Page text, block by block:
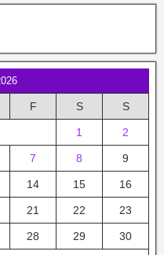
F S S
1 2
7 8 9
14 15 16
21 22 23
28 29 30